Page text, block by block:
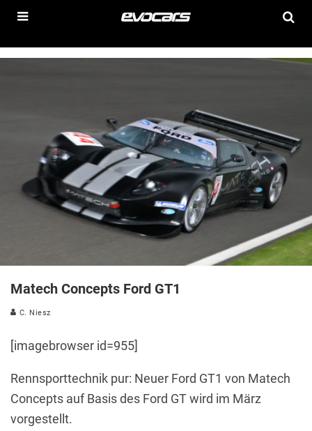
Matech Concepts Ford GT1
C. Niesz
[imagebrowser id=955]
Rennsporttechnik pur: Neuer Ford GT1 von Matech
Concepts auf Basis des Ford GT wird im März
vorgestellt.